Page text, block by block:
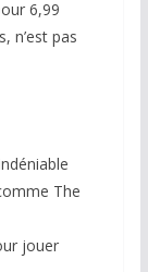
6,99
n’est pas
The
jouer